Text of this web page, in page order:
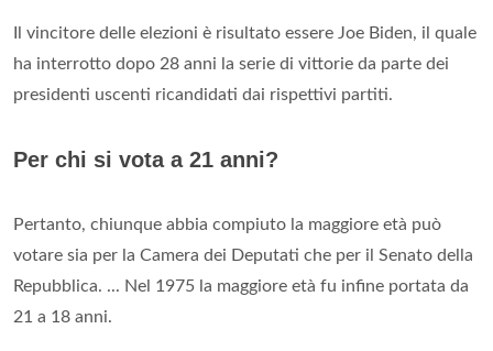
Il vincitore delle elezioni è risultato essere Joe Biden, il quale
ha interrotto dopo 28 anni la serie di vittorie da parte dei
presidenti uscenti ricandidati dai rispettivi partiti.
Per chi si vota a 21 anni?
Pertanto, chiunque abbia compiuto la maggiore età può
votare sia per la Camera dei Deputati che per il Senato della
Repubblica. ... Nel 1975 la maggiore età fu infine portata da
21 a 18 anni.